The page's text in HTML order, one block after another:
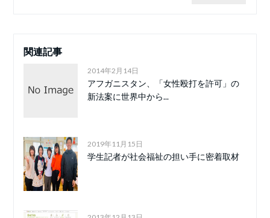
関連記事
2014年2月14日
アフガニスタン、「女性殴打を許可」の
新法案に世界中から...
2019年11月15日
学生記者が社会福祉の担い手に密着取材